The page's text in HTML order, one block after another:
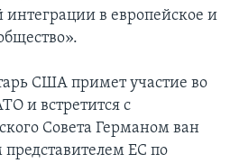
в европейское и
США примет участие во
и встретится с
Совета Германом ван
ЕС по